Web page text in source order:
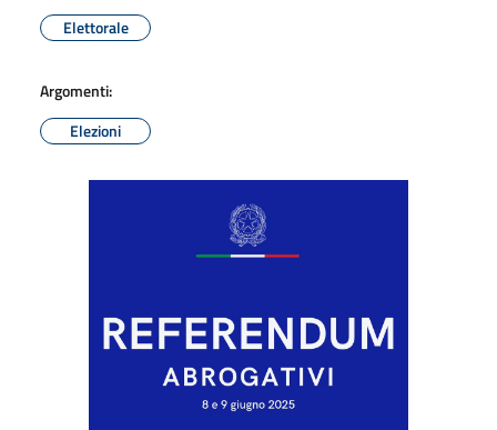
Elettorale
Argomenti:
Elezioni